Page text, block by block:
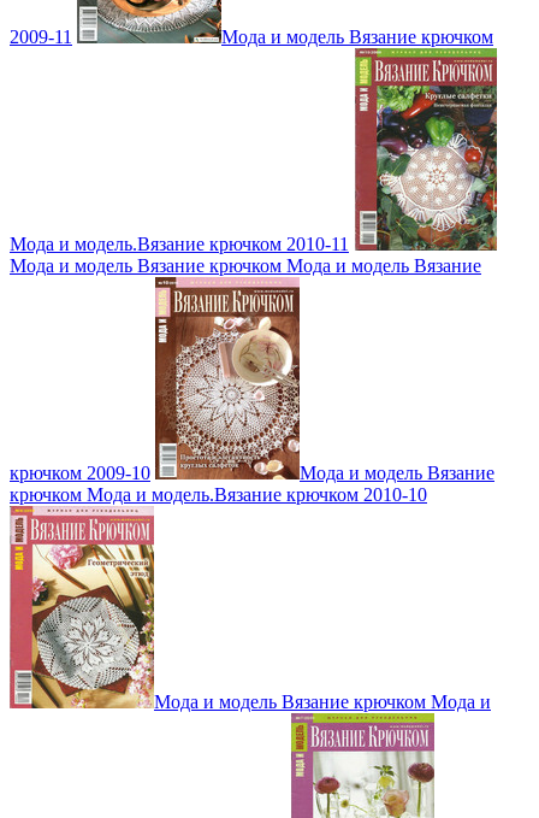
2009-11 Мода и модель Вязание крючком
Мода и модель.Вязание крючком 2010-11
Мода и модель Вязание крючком Мода и модель Вязание
крючком 2009-10
Мода и модель Вязание
крючком Мода и модель.Вязание крючком 2010-10
Мода и модель Вязание крючком Мода и